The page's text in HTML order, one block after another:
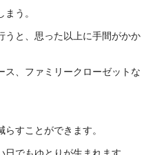
う。
うと、思った以上に手間がかか
ス、ファミリークローゼットな
すことができます。